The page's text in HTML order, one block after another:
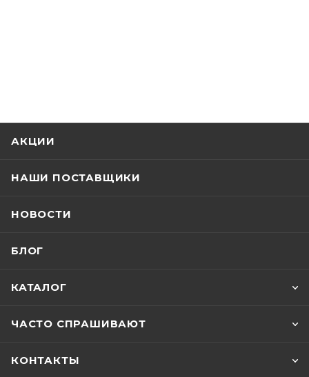
АКЦИИ
НАШИ ПОСТАВЩИКИ
НОВОСТИ
БЛОГ
КАТАЛОГ
ЧАСТО СПРАШИВАЮТ
КОНТАКТЫ